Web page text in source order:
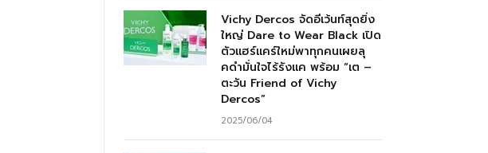
Vichy Dercos จัดอีเว้นท์สุดยิ่ง
ใหญ่ Dare to Wear Black เปิด
ตัวแฮร์แคร์ใหม่พาทุกคนเผยลุ
คดำมั่นใจไร้รังแค พร้อม “เต –
ตะวัน Friend of Vichy
Dercos”
2025/06/04